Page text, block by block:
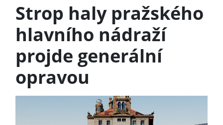
Strop haly pražského
hlavního nádraží
projde generální
opravou